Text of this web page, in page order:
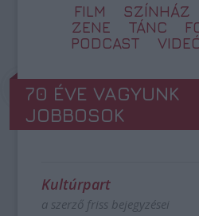
FILM SZÍNHÁZ
ZENE
TÁNC
PODCAST
70 ÉVE VAGYUNK
JOBBOSOK
Kultúrpart
a szerző friss bejegyzései